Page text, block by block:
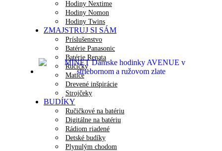
Hodiny Nextime
Hodiny Nomon
Hodiny Twins
ZMAJSTRUJ SI SÁM
Príslušenstvo
Batérie Panasonic
Batérie Renata
Ručičky
Matice
Drevené inšpirácie
Strojčeky
BUDÍKY
Ručičkové na batériu
Digitálne na batériu
Rádiom riadené
Detské budíky
Plynulým chodom